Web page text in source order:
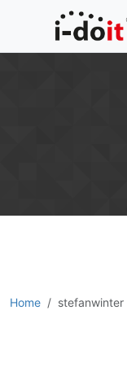
Home stefanwinter